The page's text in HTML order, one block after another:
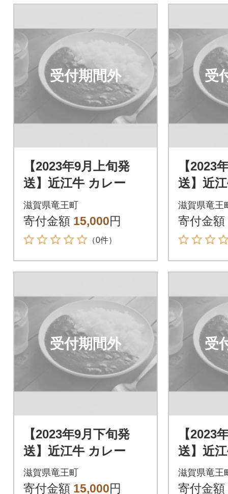
受付期間外
【2023年9月上旬発
送】近江牛 カレー
滋賀県竜王町
寄付金額 15,000円
（0件）
受
【2023
送】近
滋賀県竜王
寄付金額
受付期間外
【2023年9月下旬発
送】近江牛 カレー
滋賀県竜王町
寄付金額 15,000円
受
【2023
送】近
滋賀県竜王
寄付金額